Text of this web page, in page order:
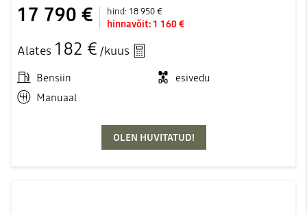
17 790 € hind: 18 950 €
hinnavõit: 1 160 €
Alates 182 € /kuus
Bensiin
esivedu
Manuaal
OLEN HUVITATUD!